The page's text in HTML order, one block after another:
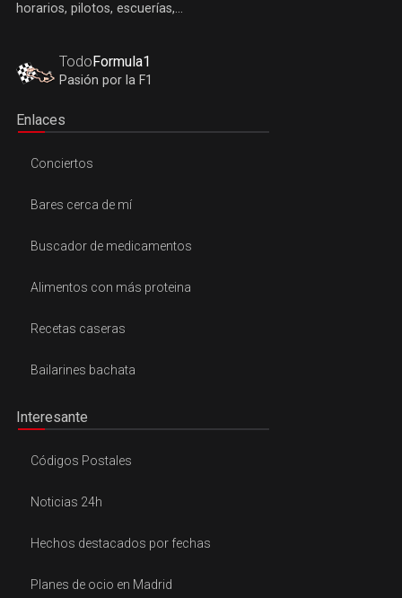
horarios, pilotos, escuerías,...
TodoFormula1
Pasión por la F1
Enlaces
Conciertos
Bares cerca de mí
Buscador de medicamentos
Alimentos con más proteina
Recetas caseras
Bailarines bachata
Interesante
Códigos Postales
Noticias 24h
Hechos destacados por fechas
Planes de ocio en Madrid